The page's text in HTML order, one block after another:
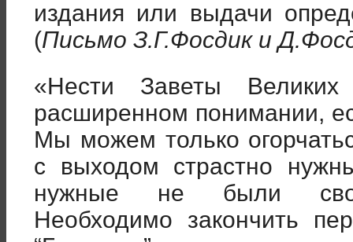
издания или выдачи
(Письмо З.Г.Фосдик и
«Нести Заветы
расширенном понимании,
Мы можем только
с выходом страстно
нужные не были
Необходимо закончить